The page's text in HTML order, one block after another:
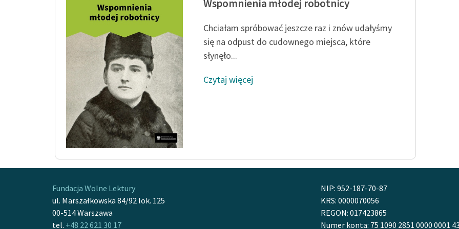
Wspomnienia młodej robotnicy
Chciałam spróbować jeszcze raz i znów udałyśmy
się na odpust do cudownego miejsca, które
słynęło...
Czytaj więcej
Fundacja Wolne Lektury
ul. Marszałkowska 84/92 lok. 125
00-514 Warszawa
tel. +48 22 621 30 17
NIP: 952-187-70-87
KRS: 0000070056
REGON: 017423865
Numer konta: 75 1090 2851 0000 0001